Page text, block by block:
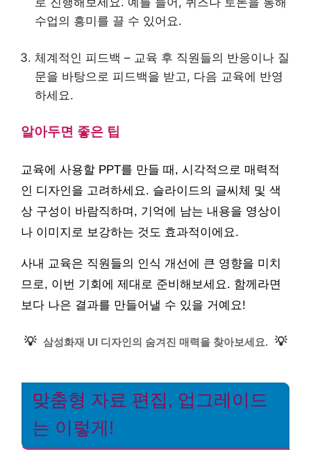
수업의 흥미를 끌 수 있어요.
체계적인 피드백 – 교육 후 직원들의 반응이나 질
문을 바탕으로 피드백을 받고, 다음 교육에 반영
하세요.
알아두면 좋은 팁
교육에 사용할 PPT를 만들 때, 시각적으로 매력적
인 디자인을 고려하세요. 슬라이드의 글씨체 및 색
상 구성이 바람직하며, 기억에 남는 내용을 영상이
나 이미지로 보강하는 것도 효과적이에요.
사내 교육은 직원들의 인식 개선에 큰 영향을 미치
므로, 이번 기회에 제대로 준비해보세요. 함께라면
보다 나은 결과를 만들어낼 수 있을 거예요!
💡 삼성화재 UI 디자인의 숨겨진 매력을 찾아보세요. 💡
맞춤형 자료 편집, 업그레이드
는 이렇게!